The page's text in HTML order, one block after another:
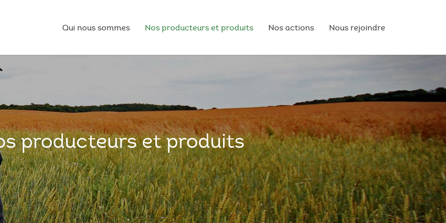
Qui nous sommes Nos producteurs et produits Nos actions Nous rejoindre
producteurs et produits